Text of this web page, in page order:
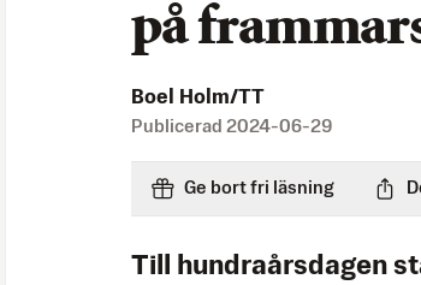
på
Boel Holm/TT
Publicerad 2024-06-29
Ge bort fri läsning
Till hundraårsdagen